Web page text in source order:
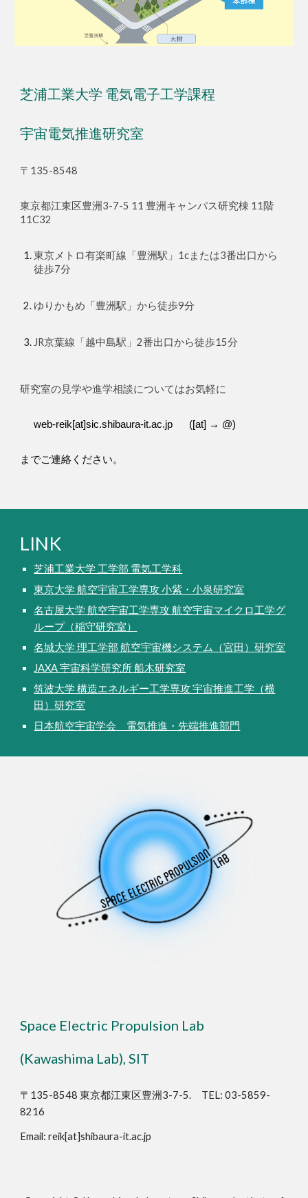
芝浦工業大学 電気電子工学課程
宇宙電気推進研究室
〒135-8548
東京都江東区豊洲3-7-5 11 豊洲キャンパス研究棟 11階
11C32
東京メトロ有楽町線「豊洲駅」1cまたは3番出口から
徒歩7分
ゆりかもめ「豊洲駅」から徒歩9分
JR京葉線「越中島駅」2番出口から徒歩15分
研究室の見学や進学相談についてはお気軽に
web-reik[at]sic.shibaura-it.ac.jp ([at] → @)
までご連絡ください。
LINK
芝浦工業大学 工学部 電気工学科
東京大学 航空宇宙工学専攻 小紫・小泉研究室
名古屋大学 航空宇宙工学専攻 航空宇宙マイクロ工学グ
ループ（稲守研究室）
名城大学 理工学部 航空宇宙機システム（宮田）研究室
JAXA 宇宙科学研究所 船木研究室
筑波大学 構造エネルギー工学専攻 宇宙推進工学（横
田）研究室
日本航空宇宙学会 電気推進・先端推進部門
Space Electric Propulsion Lab
(Kawashima Lab), SIT
〒135-8548 東京都江東区豊洲3-7-5. TEL: 03-5859-
8216
Email: reik[at]shibaura-it.ac.jp